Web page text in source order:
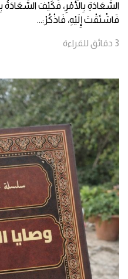
السَّعَادَةِ بِالأَمْرِ، فَكَيْفَ
فَاشْتَقْتَ إِلَيْهِ، فَاذْكُرْ:...
3 دقائق للقراءة